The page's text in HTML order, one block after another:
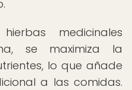
medicinales
se maximiza la
lo que añade
a las comidas.